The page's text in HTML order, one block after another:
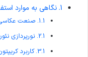
نگاهی به موارد
صنعت
نورپردازی
کاربرد